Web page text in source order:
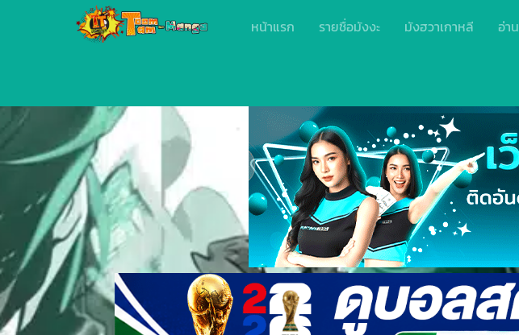
หน้าแรก รายชื่อมังงะ มังฮวาเกาหลี อ่า